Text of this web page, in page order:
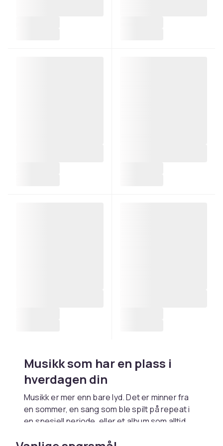
Musikk som har en plass i
hverdagen din
Musikk er mer enn bare lyd. Det er minner fra
en sommer, en sang som ble spilt på repeat i
en spesiell periode, eller et album som alltid